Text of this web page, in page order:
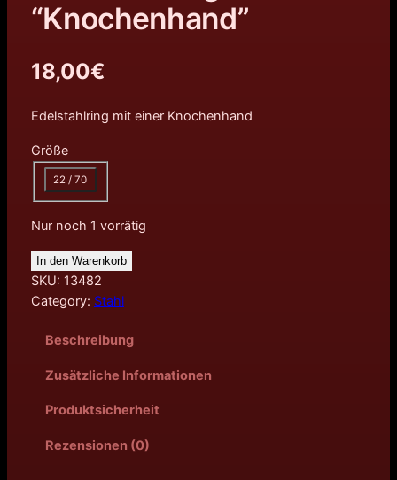
“Knochenhand”
18,00€
Edelstahlring mit einer Knochenhand
Größe
22 / 70
Nur noch 1 vorrätig
In den Warenkorb
SKU: 13482
Category: Stahl
Beschreibung
Zusätzliche Informationen
Produktsicherheit
Rezensionen (0)